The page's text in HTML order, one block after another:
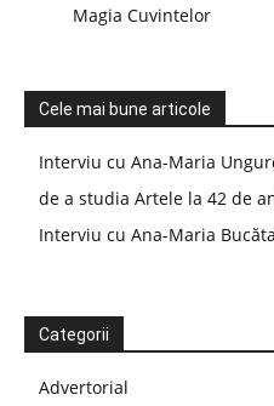
Magia Cuvintelor
Cele mai bune articole
Interviu cu Ana-Maria
de a studia Artele la 42 de
Interviu cu Ana-Maria
Categorii
Advertorial